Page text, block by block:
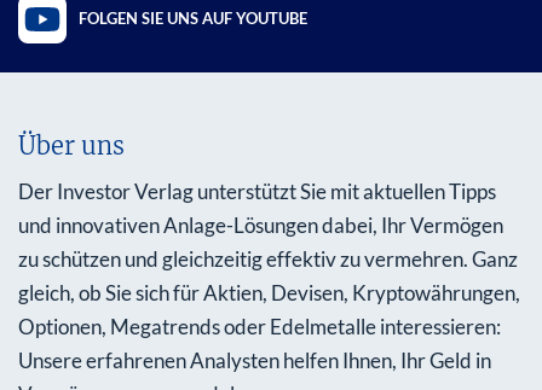
FOLGEN SIE UNS AUF YOUTUBE
Über uns
Der Investor Verlag unterstützt Sie mit aktuellen Tipps
und innovativen Anlage-Lösungen dabei, Ihr Vermögen
zu schützen und gleichzeitig effektiv zu vermehren. Ganz
gleich, ob Sie sich für Aktien, Devisen, Kryptowährungen,
Optionen, Megatrends oder Edelmetalle interessieren:
Unsere erfahrenen Analysten helfen Ihnen, Ihr Geld in